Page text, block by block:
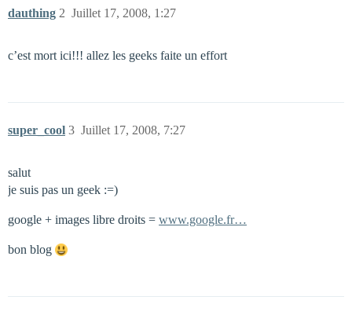
dauthing Juillet 17, 2008, 1:27
2
c’est mort ici!!! allez les geeks faite un effort
super_cool Juillet 17, 2008, 7:27
3
salut
je suis pas un geek :=)
google + images libre droits = www.google.fr…
bon blog